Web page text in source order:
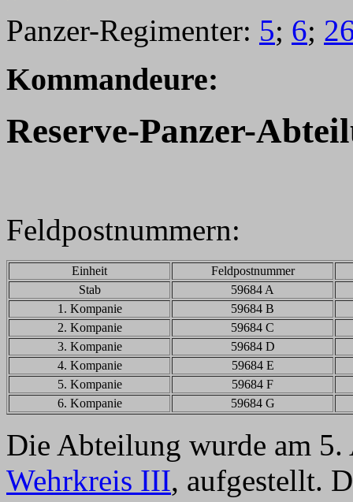
Panzer-Regimenter: 5; 6;
Kommandeure:
Reserve-Panzer-
Feldpostnummern:
Einheit
Feldpostnummer
Stab
59684 A
1. Kompanie
59684 B
2. Kompanie
59684 C
3. Kompanie
59684 D
4. Kompanie
59684 E
5. Kompanie
59684 F
6. Kompanie
59684 G
Die Abteilung wurde am
Wehrkreis III, aufgestellt.